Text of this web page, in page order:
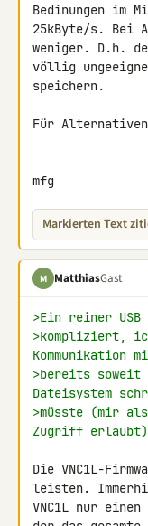
Bedinungen im
25kByte/s. Bei
weniger. D.h.
völlig
speichern.
Für
mfg
Markierten Text
M MatthiasGast
>Ein reiner
>kompliziert,
Kommunikation
>bereits
Dateisystem
>müsste (mir
Zugriff
Die VNC1L-
leisten.
VNC1L nur